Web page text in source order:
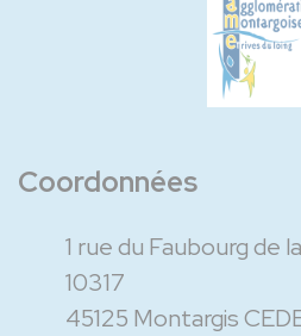
Coordonnées
1 rue du Faubourg de
10317
45125 Montargis